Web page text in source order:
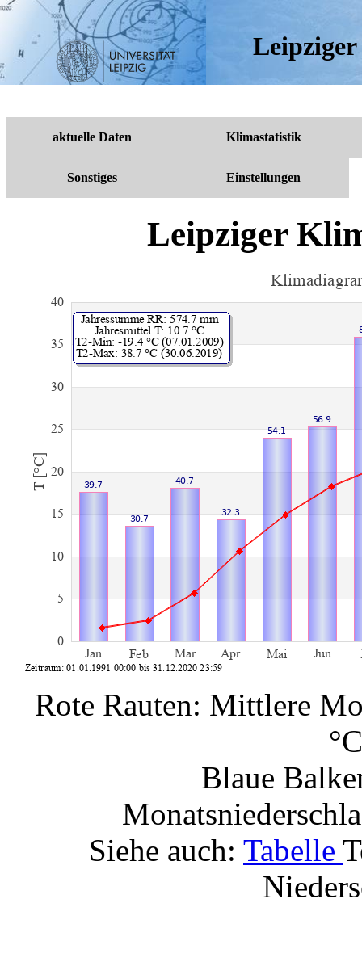
aktuelle Daten Klimastatistik
Sonstiges Einstellungen
Leipziger
Rote Rauten: Mittlere
°C
Blaue
Siehe auch: Tabelle